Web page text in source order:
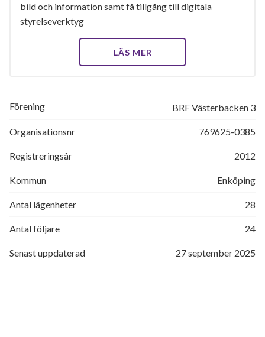
bild och information samt få tillgång till digitala
styrelseverktyg
LÄS MER
Förening BRF Västerbacken 3
Organisationsnr 769625-0385
Registreringsår 2012
Kommun Enköping
Antal lägenheter 28
Antal följare 24
Senast uppdaterad 27 september 2025